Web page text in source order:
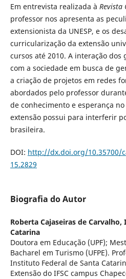
Em entrevista realizada à Revista
professor nos apresenta as
extensionista da UNESP, e os
curricularização da extensão
cursos até 2010. A interação dos
com a sociedade em busca de
a criação de projetos em redes
abordados pelo professor
de conhecimento e esperança
extensão possui para interferir
brasileira.
DOI: http://dx.doi.org/10.35700/
15.2829
Biografia do Autor
Roberta Cajaseiras de Carvalho,
Catarina
Doutora em Educação (UPF);
Bacharel em Turismo (UFPE).
Instituto Federal de Santa
Extensão do IFSC campus